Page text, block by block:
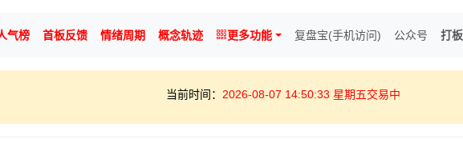
气榜 首板反馈 情绪周期 概念轨迹 更多功能 复盘宝(手机访问) 公众号 打
当前时间： 2026-08-07 14:50:33 星期五交易中